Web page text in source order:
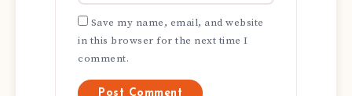
Save my name, email, and website
in this browser for the next time I
comment.